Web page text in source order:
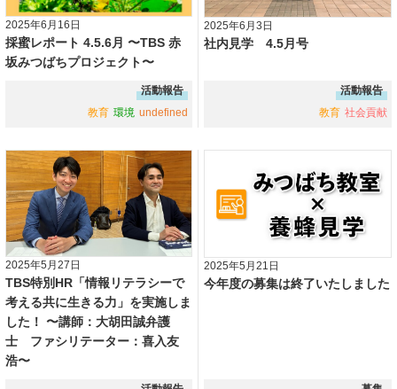
2025年6月16日
採蜜レポート 4.5.6月 〜TBS 赤
坂みつばちプロジェクト〜
活動報告
教育 環境 undefined
2025年6月3日
社内見学 4.5月号
活動報告
教育 社会貢献
2025年5月27日
TBS特別HR「情報リテラシーで
考える共に生きる力」を実施しま
した！ 〜講師：大胡田誠弁護
士 ファシリテーター：喜入友
浩〜
2025年5月21日
今年度の募集は終了いたしました